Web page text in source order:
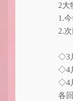
2
1.
2.
◇3
◇4
◇4
各